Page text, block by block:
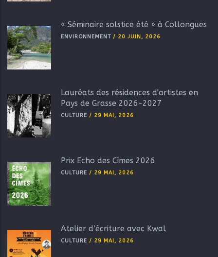
« Séminaire solstice été » à Collongues
ENVIRONNEMENT / 20 JUIN, 2026
Lauréats des résidences d'artistes en
Pays de Grasse 2026-2027
CULTURE / 29 MAI, 2026
Prix Echo des Cîmes 2026
CULTURE / 29 MAI, 2026
Atelier d’écriture avec Kwal
CULTURE / 29 MAI, 2026